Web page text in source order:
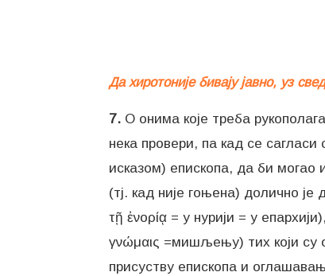
Да хиротоније бивају јавно, уз
7. О онима које треба
нека провери, па кад се
исказом) епископа, да би могао
(тј. кад није гоњена) долично
τῇ ἐνορίᾳ = у нурији = у
γνώμαις =мишљењу) тих који су
присуству епископа и